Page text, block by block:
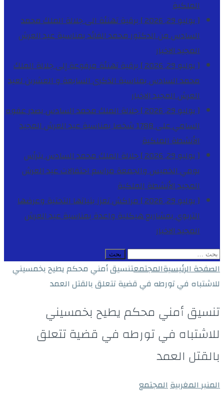
الملكية
[ يوليو 29, 2026 ]
برقية تهنئة الى جلالة الملك محمد
السادس من الدكتور محمد الفائد بمناسبة عيد العرش
المجيدالاخبار
[ يوليو 29, 2026 ]
برقية تهنئة مرفوعة إلى جلالة الملك
محمد السادس بمناسبة الذكرى السابعة و العشرين لعيد
العرش المجيدالاخبار
[ يوليو 29, 2026 ]
جلالة الملك محمد السادس يصدر عفوه
السامي على 1788 شخصا بمناسبة عيد العرش المجيد
الأنشطة الملكية
[ يوليو 29, 2026 ]
جلالة الملك محمد السادس يترأس
يومي الخميس والجمعة مراسم احتفالات عيد العرش
المجيدالأنشطة الملكية
[ يوليو 29, 2026 ]
مراكش تعزز بنياتها التحتية وعرضها
التربوي بمشاريع هيكلية واعدة بمناسبة عيد العرش
المجيدالاخبار
البحث
عن:
الصفحة الرئيسيةالمجتمعتنسيق أمني محكم يطيح بخمسيني
للاشتباه في تورطه في قضية تتعلق بالقتل العمد
تنسيق أمني محكم يطيح بخمسيني
للاشتباه في تورطه في قضية تتعلق
بالقتل العمد
المنبر المغربيةالمجتمع